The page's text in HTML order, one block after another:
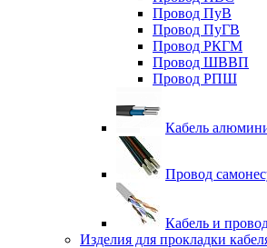
Провод ПуВ
Провод ПуГВ
Провод РКГМ
Провод ШВВП
Провод РПШ
Кабель
Провод
Кабель и
Изделия для прокладки